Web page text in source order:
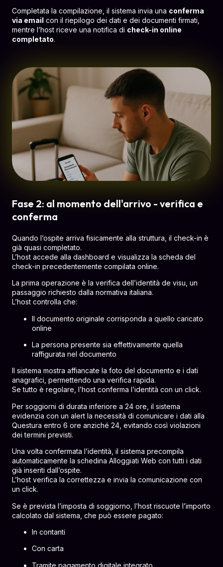
Completata la compilazione, il sistema invia una conferma
via email con il riepilogo dei dati e dei documenti firmati,
mentre l’host riceve una notifica di check-in online
completato.
Fase 2: al momento dell'arrivo - verifica e
conferma
Quando l’ospite arriva fisicamente alla struttura, il check-in è
già quasi completato.
L’host accede alla dashboard e visualizza la scheda del
check-in precedentemente compilata online.
La prima operazione è la verifica dell’identità de visu, un
passaggio richiesto dalla normativa italiana.
L’host controlla che:
Il documento originale corrisponda a quello caricato
online
La persona presente sia effettivamente quella
raffigurata nel documento
Il sistema mostra affiancate la foto del documento e i dati
anagrafici, permettendo una verifica rapida.
Se tutto è regolare, l’host conferma l’identità con un click.
Per soggiorni di durata inferiore a 24 ore, il sistema
evidenzia con un alert la necessità di comunicare i dati alla
Questura entro 6 ore anziché 24, evitando così violazioni
dei termini previsti.
Una volta confermata l’identità, il sistema precompila
automaticamente la schedina Alloggiati Web con tutti i dati
già inseriti dall’ospite.
L’host verifica la correttezza e invia la comunicazione con
un click.
Se è prevista l’imposta di soggiorno, l’host riscuote l’importo
calcolato dal sistema, che può essere pagato:
In contanti
Con carta
Tramite pagamento digitale integrato